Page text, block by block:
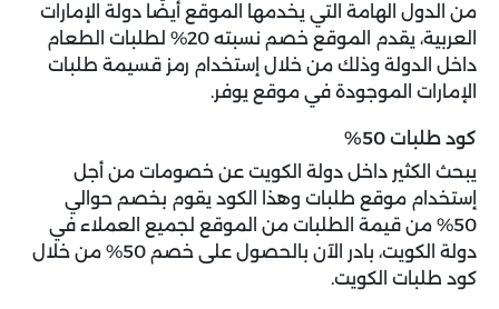
من الدول الهامة التي يخدمها الموقع أيضًا دولة الإمارات
العربية، يقدم الموقع خصم نسبته 20% لطلبات الطعام
داخل الدولة وذلك من خلال إستخدام رمز قسيمة طلبات
الإمارات الموجودة في موقع يوفر.
كود طلبات 50%
يبحث الكثير داخل دولة الكويت عن خصومات من أجل
إستخدام موقع طلبات وهذا الكود يقوم بخصم حوالي
50% من قيمة الطلبات من الموقع لجميع العملاء في
دولة الكويت، بادر الآن بالحصول على خصم 50% من خلال
كود طلبات الكويت.